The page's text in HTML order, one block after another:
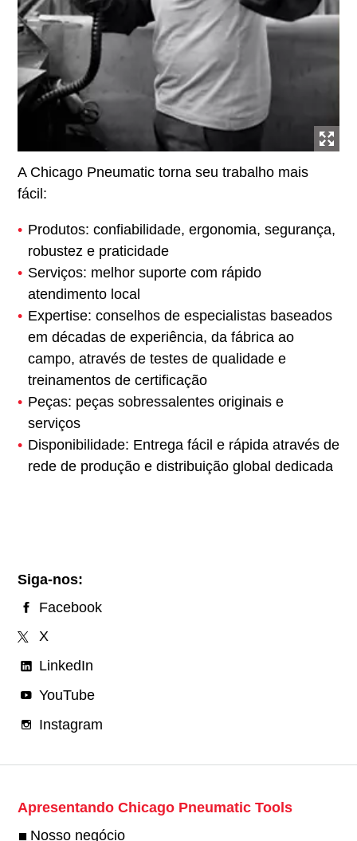
A Chicago Pneumatic torna seu trabalho mais
fácil:
Produtos: confiabilidade, ergonomia, segurança,
robustez e praticidade
Serviços: melhor suporte com rápido
atendimento local
Expertise: conselhos de especialistas baseados
em décadas de experiência, da fábrica ao
campo, através de testes de qualidade e
treinamentos de certificação
Peças: peças sobressalentes originais e
serviços
Disponibilidade: Entrega fácil e rápida através de
rede de produção e distribuição global dedicada
Siga-nos:
Facebook
X
LinkedIn
YouTube
Instagram
Apresentando Chicago Pneumatic Tools
Nosso negócio